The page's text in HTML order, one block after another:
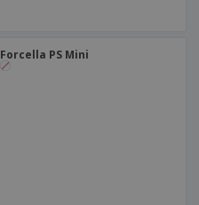
Forcella PS Mini